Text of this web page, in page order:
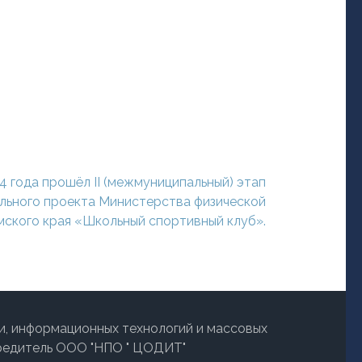
года прошёл II (межмуниципальный) этап
проекта Министерства физической
края «Школьный спортивный клуб».
информационных технологий и массовых
ООО "НПО " ЦОДИТ"